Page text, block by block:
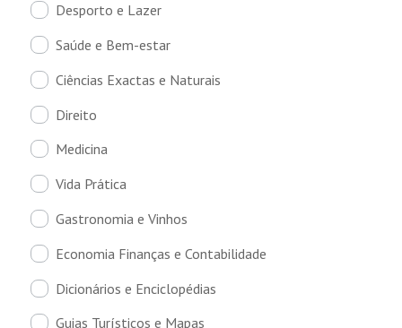
Desporto e Lazer
Saúde e Bem-estar
Ciências Exactas e Naturais
Direito
Medicina
Vida Prática
Gastronomia e Vinhos
Economia Finanças e Contabilidade
Dicionários e Enciclopédias
Guias Turísticos e Mapas